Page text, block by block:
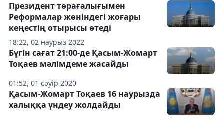
18:22, 02 наурыз 2022
Президент төрағалығымен
Реформалар жөніндегі жоғары
кеңестің отырысы өтеді
01:52, 01 сәуір 2020
Бүгін сағат 21:00-де Қасым-Жомарт
Тоқаев мәлімдеме жасайды
Қасым-Жомарт Тоқаев 16 наурызда
халыққа үндеу жолдайды